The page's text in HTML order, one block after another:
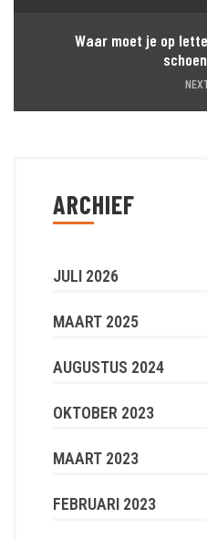
Waar moet je op
ARCHIEF
JULI 2026
MAART 2025
AUGUSTUS 2024
OKTOBER 2023
MAART 2023
FEBRUARI 2023